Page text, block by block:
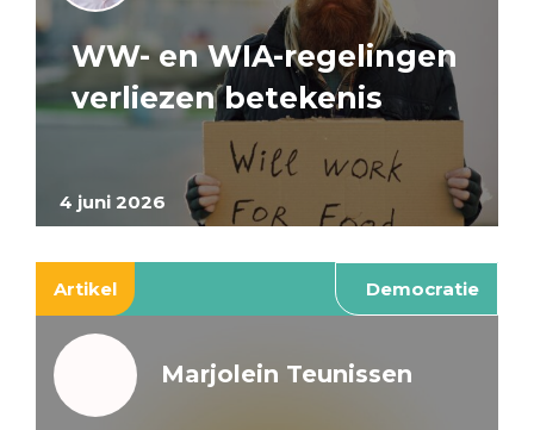
4 juni 2026
WW- en WIA-regelingen
verliezen betekenis
Artikel Democratie
Marjolein Teunissen